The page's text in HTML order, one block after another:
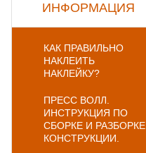
ИНФОРМАЦИЯ
КАК ПРАВИЛЬНО
НАКЛЕИТЬ
НАКЛЕЙКУ?
ПРЕСС ВОЛЛ.
ИНСТРУКЦИЯ ПО
СБОРКЕ И РАЗБОРКЕ
КОНСТРУКЦИИ.